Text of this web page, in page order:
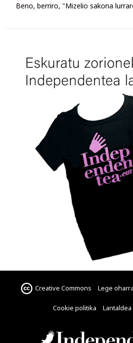
Beno, berriro, "Mizelio sakona
Creative Commons Lege oharra
Cookie politika Lantaldea